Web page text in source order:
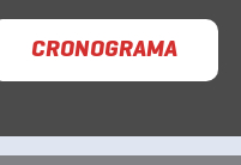
CRONOGRAMA